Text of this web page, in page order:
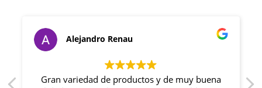
Alejandro Renau
Gran variedad de productos y de muy buena